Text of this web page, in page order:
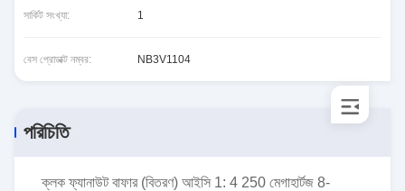
সার্কিট সংখ্যা: 1
বেস প্রোডাক্ট নম্বর: NB3V1104
পরিচিতি
ক্লক ফ্যানাউট বাফার (বিতরণ) আইসি 1: 4 250 মেগাহার্টজ 8-